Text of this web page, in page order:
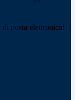
posta elettronica!